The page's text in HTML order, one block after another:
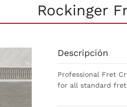
Rockinger
Descripción
Professional Fret
for all standard fret